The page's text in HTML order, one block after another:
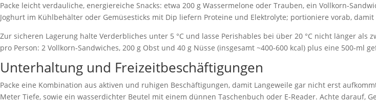
Packe leicht verdauliche, energiereiche Snacks: etwa 200 g Wassermelone oder Trauben, ein Vollkorn-
Joghurt im Kühlbehälter oder Gemüsesticks mit Dip liefern Proteine und Elektrolyte; portioniere vorab,
Zur sicheren Lagerung halte Verderbliches unter 5 °C und lasse Perishables bei über 20 °C nicht länger
pro Person: 2 Vollkorn-Sandwiches, 200 g Obst und 40 g Nüsse (insgesamt ~400-600 kcal) plus eine
Unterhaltung und Freizeitbeschäftigungen
Packe eine Kombination aus aktiven und ruhigen Beschäftigungen, damit Langeweile gar nicht erst
Meter Tiefe, sowie ein wasserdichter Beutel mit einem dünnen Taschenbuch oder E-Reader. Achte darauf,